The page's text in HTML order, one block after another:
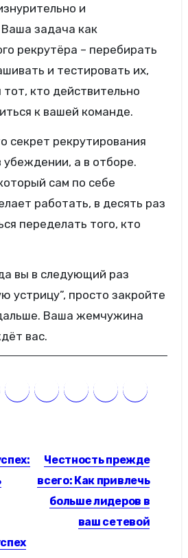
и
задача как
рекрутёра – перебирать
и тестировать их,
кто действительно
к вашей команде.
секрет рекрутирования
убеждении, а в отборе.
сам по себе
работать, в десять раз
переделать того, кто
вы в следующий раз
устрицу”, просто закройте
Ваша жемчужина
вас.
Честность прежде
всего: Как привлечь
больше лидеров в
ваш сетевой